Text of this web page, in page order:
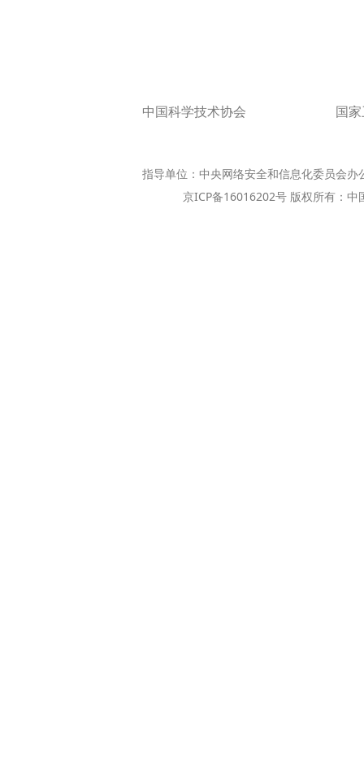
中国科学技术协会 国
指导单位：中央网络安全和信息化委员会
京ICP备16016202号 版权所有：